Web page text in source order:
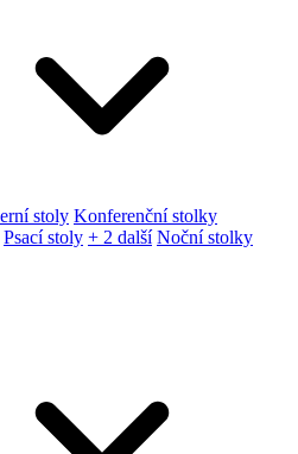
stoly Konferenční stolky
Psací stoly + 2 další Noční stolky